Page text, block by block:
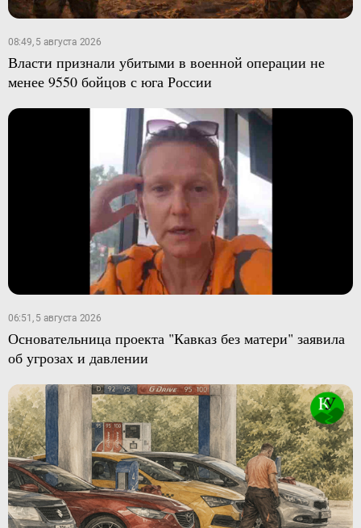
08:49, 5 августа 2026
Власти признали убитыми в военной операции не
менее 9550 бойцов с юга России
06:51, 5 августа 2026
Основательница проекта "Кавказ без матери" заявила
об угрозах и давлении